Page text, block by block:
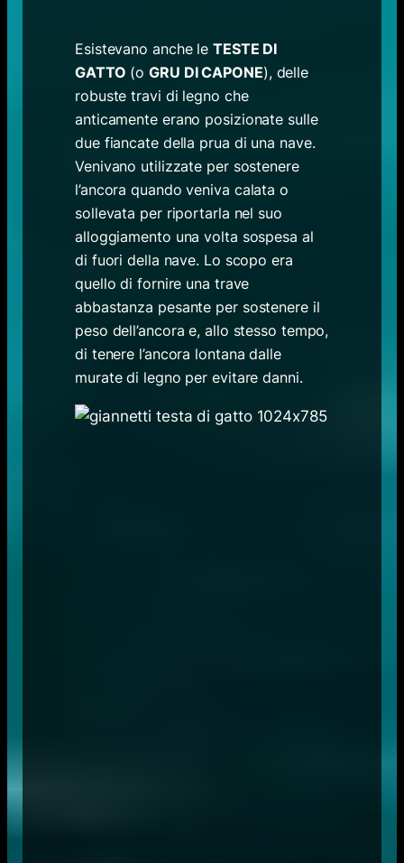
Esistevano anche leTESTE DI
GATTO (o GRU DI CAPONE), delle
robuste travi di legno che
anticamente erano posizionate sulle
due fiancate della prua di una nave.
Venivano utilizzate per sostenere
l’ancora quando veniva calata o
sollevata per riportarla nel suo
alloggiamento una volta sospesa al
di fuori della nave. Lo scopo era
quello di fornire una trave
abbastanza pesante per sostenere il
peso dell’ancora e, allo stesso tempo,
di tenere l’ancora lontana dalle
murate di legno per evitare danni.